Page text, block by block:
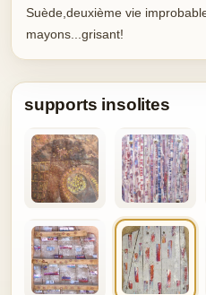
Suède,deuxième vie
mayons...grisant!
supports insolites